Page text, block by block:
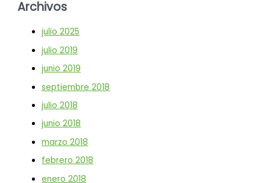
Archivos
julio 2025
julio 2019
junio 2019
septiembre 2018
julio 2018
junio 2018
marzo 2018
febrero 2018
enero 2018